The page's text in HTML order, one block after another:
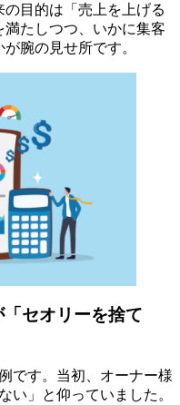
目的は「売上を上げる
たしつつ、いかに集客
腕の見せ所です。
セオリーを捨て
です。当初、オーナー様
い」と仰っていました。